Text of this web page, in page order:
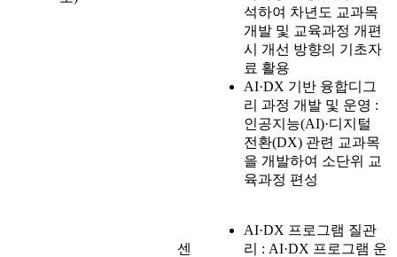
석하여 차년도 교과목
개발 및 교육과정 개편
시 개선 방향의 기초자
료 활용
AI·DX 기반 융합디그
리 과정 개발 및 운영 :
인공지능(AI)·디지털
전환(DX) 관련 교과목
을 개발하여 소단위 교
육과정 편성
센
AI·DX 프로그램 질관
리 : AI·DX 프로그램 운